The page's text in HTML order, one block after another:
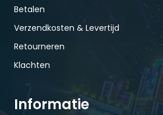
Betalen
Verzendkosten & Levertijd
Retourneren
Klachten
Informatie